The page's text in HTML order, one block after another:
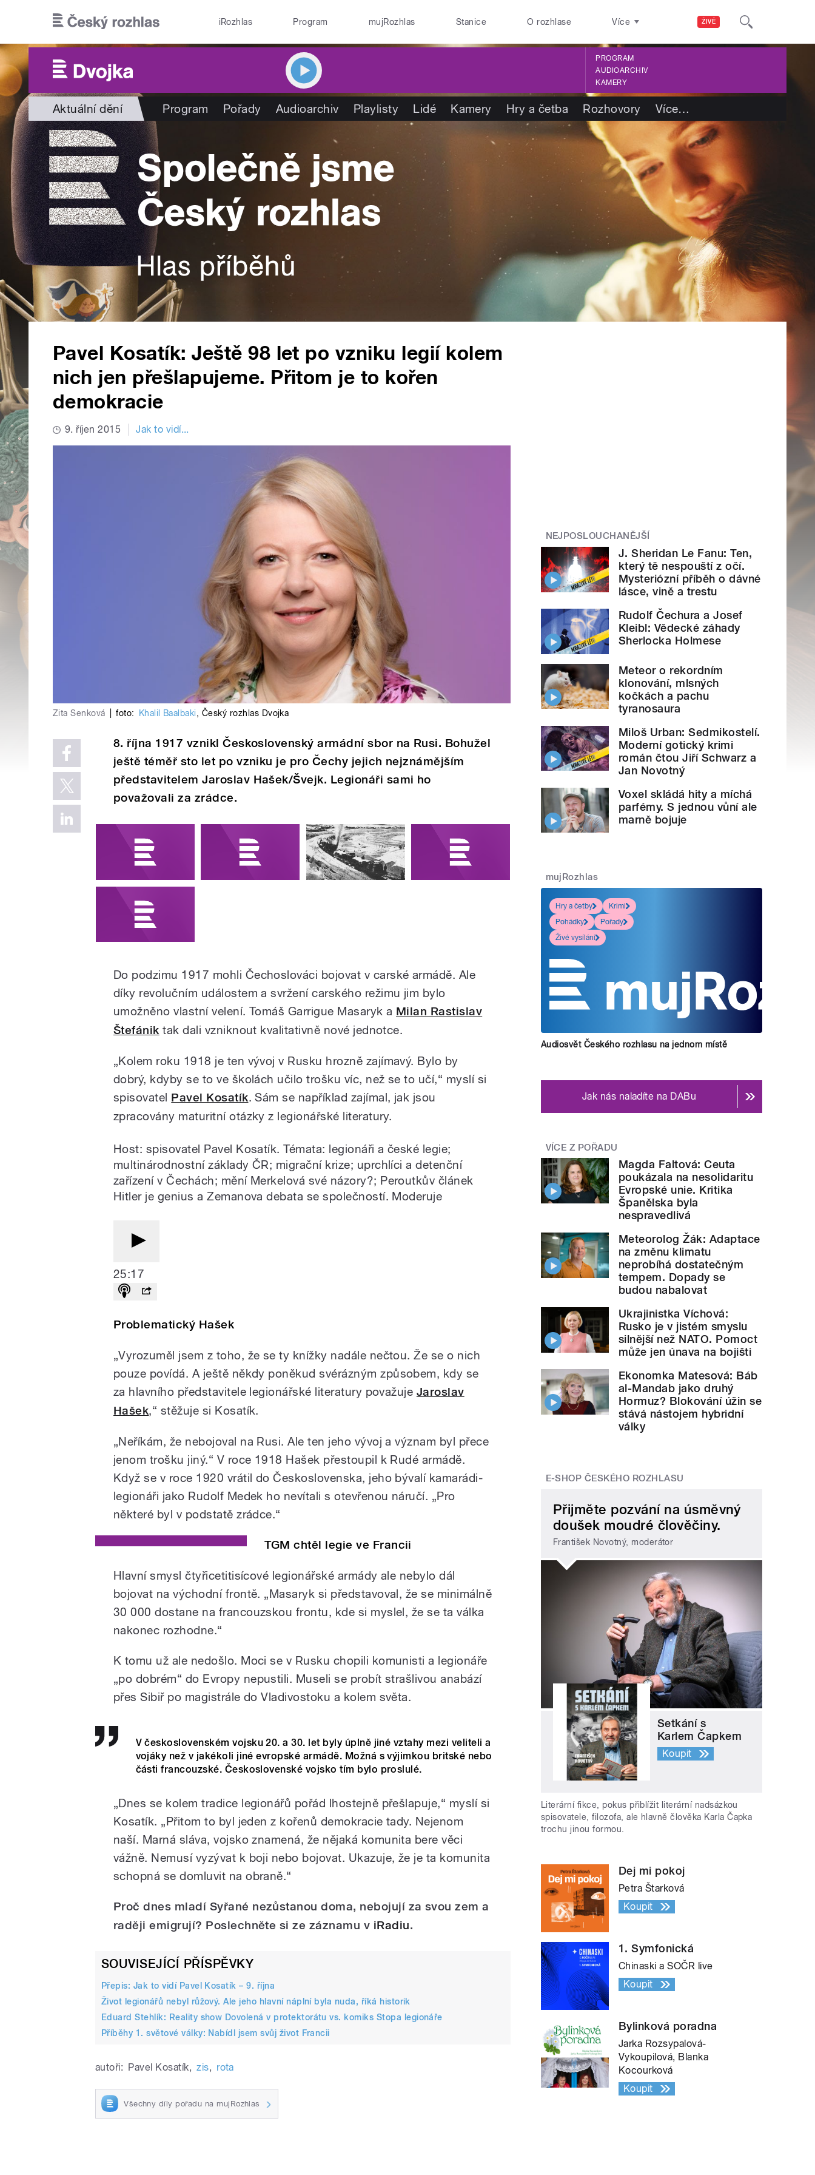
ŽIVĚ
iRozhlas Program mujRozhlas Stanice O rozhlase Více
PROGRAM
AUDIOARCHIV
KAMERY
Aktuální dění Program Pořady Audioarchiv Playlisty Lidé Kamery Hry a četba Rozhovory Více…
Pavel Kosatík: Ještě 98 let po vzniku legií kolem
nich jen přešlapujeme. Přitom je to kořen
demokracie
9. říjen 2015 Jak to vidí...
Zita Senková foto: Khalil Baalbaki, Český rozhlas Dvojka
8. října 1917 vznikl Československý armádní sbor na Rusi. Bohužel
ještě téměř sto let po vzniku je pro Čechy jejich nejznámějším
představitelem Jaroslav Hašek/Švejk. Legionáři sami ho
považovali za zrádce.
Do podzimu 1917 mohli Čechoslováci bojovat v carské armádě. Ale
díky revolučním událostem a svržení carského režimu jim bylo
umožněno vlastní velení. Tomáš Garrigue Masaryk a Milan Rastislav
Štefánik tak dali vzniknout kvalitativně nové jednotce.
„Kolem roku 1918 je ten vývoj v Rusku hrozně zajímavý. Bylo by
dobrý, kdyby se to ve školách učilo trošku víc, než se to učí,“ myslí si
spisovatel Pavel Kosatík. Sám se například zajímal, jak jsou
zpracovány maturitní otázky z legionářské literatury.
Host: spisovatel Pavel Kosatík. Témata: legionáři a české legie;
multinárodnostní základy ČR; migrační krize; uprchlíci a detenční
zařízení v Čechách; mění Merkelová své názory?; Peroutkův článek
Hitler je genius a Zemanova debata se společností. Moderuje
25:17
Problematický Hašek
„Vyrozuměl jsem z toho, že se ty knížky nadále nečtou. Že se o nich
pouze povídá. A ještě někdy poněkud svérázným způsobem, kdy se
za hlavního představitele legionářské literatury považuje Jaroslav
Hašek,“ stěžuje si Kosatík.
„Neříkám, že nebojoval na Rusi. Ale ten jeho vývoj a význam byl přece
jenom trošku jiný.“ V roce 1918 Hašek přestoupil k Rudé armádě.
Když se v roce 1920 vrátil do Československa, jeho bývalí kamarádi-
legionáři jako Rudolf Medek ho nevítali s otevřenou náručí. „Pro
některé byl v podstatě zrádce.“
TGM chtěl legie ve Francii
Hlavní smysl čtyřicetitisícové legionářské armády ale nebylo dál
bojovat na východní frontě. „Masaryk si představoval, že se minimálně
30 000 dostane na francouzskou frontu, kde si myslel, že se ta válka
nakonec rozhodne.“
K tomu už ale nedošlo. Moci se v Rusku chopili komunisti a legionáře
„po dobrém“ do Evropy nepustili. Museli se probít strašlivou anabází
přes Sibiř po magistrále do Vladivostoku a kolem světa.
V československém vojsku 20. a 30. let byly úplně jiné vztahy mezi veliteli a
vojáky než v jakékoli jiné evropské armádě. Možná s výjimkou britské nebo
části francouzské. Československé vojsko tím bylo proslulé.
„Dnes se kolem tradice legionářů pořád lhostejně přešlapuje,“ myslí si
Kosatík. „Přitom to byl jeden z kořenů demokracie tady. Nejenom
naší. Marná sláva, vojsko znamená, že nějaká komunita bere věci
vážně. Nemusí vyzývat k boji nebo bojovat. Ukazuje, že je ta komunita
schopná se domluvit na obraně.“
Proč dnes mladí Syřané nezůstanou doma, nebojují za svou zem a
raději emigrují? Poslechněte si ze záznamu v iRadiu.
SOUVISEJÍCÍ PŘÍSPĚVKY
Přepis: Jak to vidí Pavel Kosatík – 9. října
Život legionářů nebyl růžový. Ale jeho hlavní náplní byla nuda, říká historik
Eduard Stehlík: Reality show Dovolená v protektorátu vs. komiks Stopa legionáře
Příběhy 1. světové války: Nabídl jsem svůj život Francii
autoři: Pavel Kosatík, zis, rota
Všechny díly pořadu na mujRozhlas
NEJPOSLOUCHANĚJŠÍ
J. Sheridan Le Fanu: Ten,
který tě nespouští z očí.
Mysteriózní příběh o dávné
lásce, vině a trestu
Rudolf Čechura a Josef
Kleibl: Vědecké záhady
Sherlocka Holmese
Meteor o rekordním
klonování, mlsných
kočkách a pachu
tyranosaura
Miloš Urban: Sedmikostelí.
Moderní gotický krimi
román čtou Jiří Schwarz a
Jan Novotný
Voxel skládá hity a míchá
parfémy. S jednou vůní ale
marně bojuje
mujRozhlas
Hry a četby
Krimi
Pohádky
Pořady
Živé vysílání
Audiosvět Českého rozhlasu na jednom místě
Jak nás naladíte na DABu
VÍCE Z POŘADU
Magda Faltová: Ceuta
poukázala na nesolidaritu
Evropské unie. Kritika
Španělska byla
nespravedlivá
Meteorolog Žák: Adaptace
na změnu klimatu
neprobíhá dostatečným
tempem. Dopady se
budou nabalovat
Ukrajinistka Víchová:
Rusko je v jistém smyslu
silnější než NATO. Pomoct
může jen únava na bojišti
Ekonomka Matesová: Báb
al-Mandab jako druhý
Hormuz? Blokování úžin se
stává nástojem hybridní
války
E-SHOP ČESKÉHO ROZHLASU
Přijměte pozvání na úsměvný
doušek moudré člověčiny.
František Novotný, moderátor
Setkání s
Karlem Čapkem
Koupit
Literární fikce, pokus přiblížit literární nadsázkou
spisovatele, filozofa, ale hlavně člověka Karla Čapka
trochu jinou formou.
Dej mi pokoj
Petra Štarková
Koupit
1. Symfonická
Chinaski a SOČR live
Koupit
Bylinková poradna
Jarka Rozsypalová-
Vykoupilová, Blanka
Kocourková
Koupit